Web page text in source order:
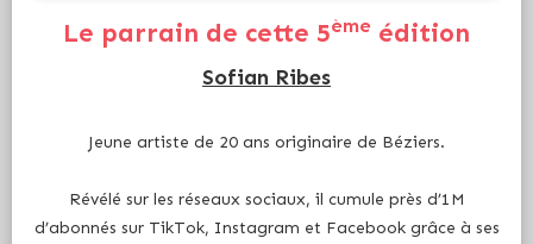
Le parrain de cette 5ème édition
Sofian Ribes
Jeune artiste de 20 ans originaire de Béziers.
Révélé sur les réseaux sociaux, il cumule près d’1M
d’abonnés sur TikTok, Instagram et Facebook grâce à ses